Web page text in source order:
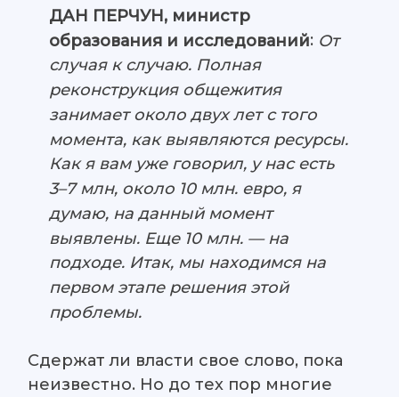
ДАН ПЕРЧУН, министр
образования и исследований: От
случая к случаю. Полная
реконструкция общежития
занимает около двух лет с того
момента, как выявляются ресурсы.
Как я вам уже говорил, у нас есть
3–7 млн, около 10 млн. евро, я
думаю, на данный момент
выявлены. Еще 10 млн. — на
подходе. Итак, мы находимся на
первом этапе решения этой
проблемы.
Сдержат ли власти свое слово, пока
неизвестно. Но до тех пор многие